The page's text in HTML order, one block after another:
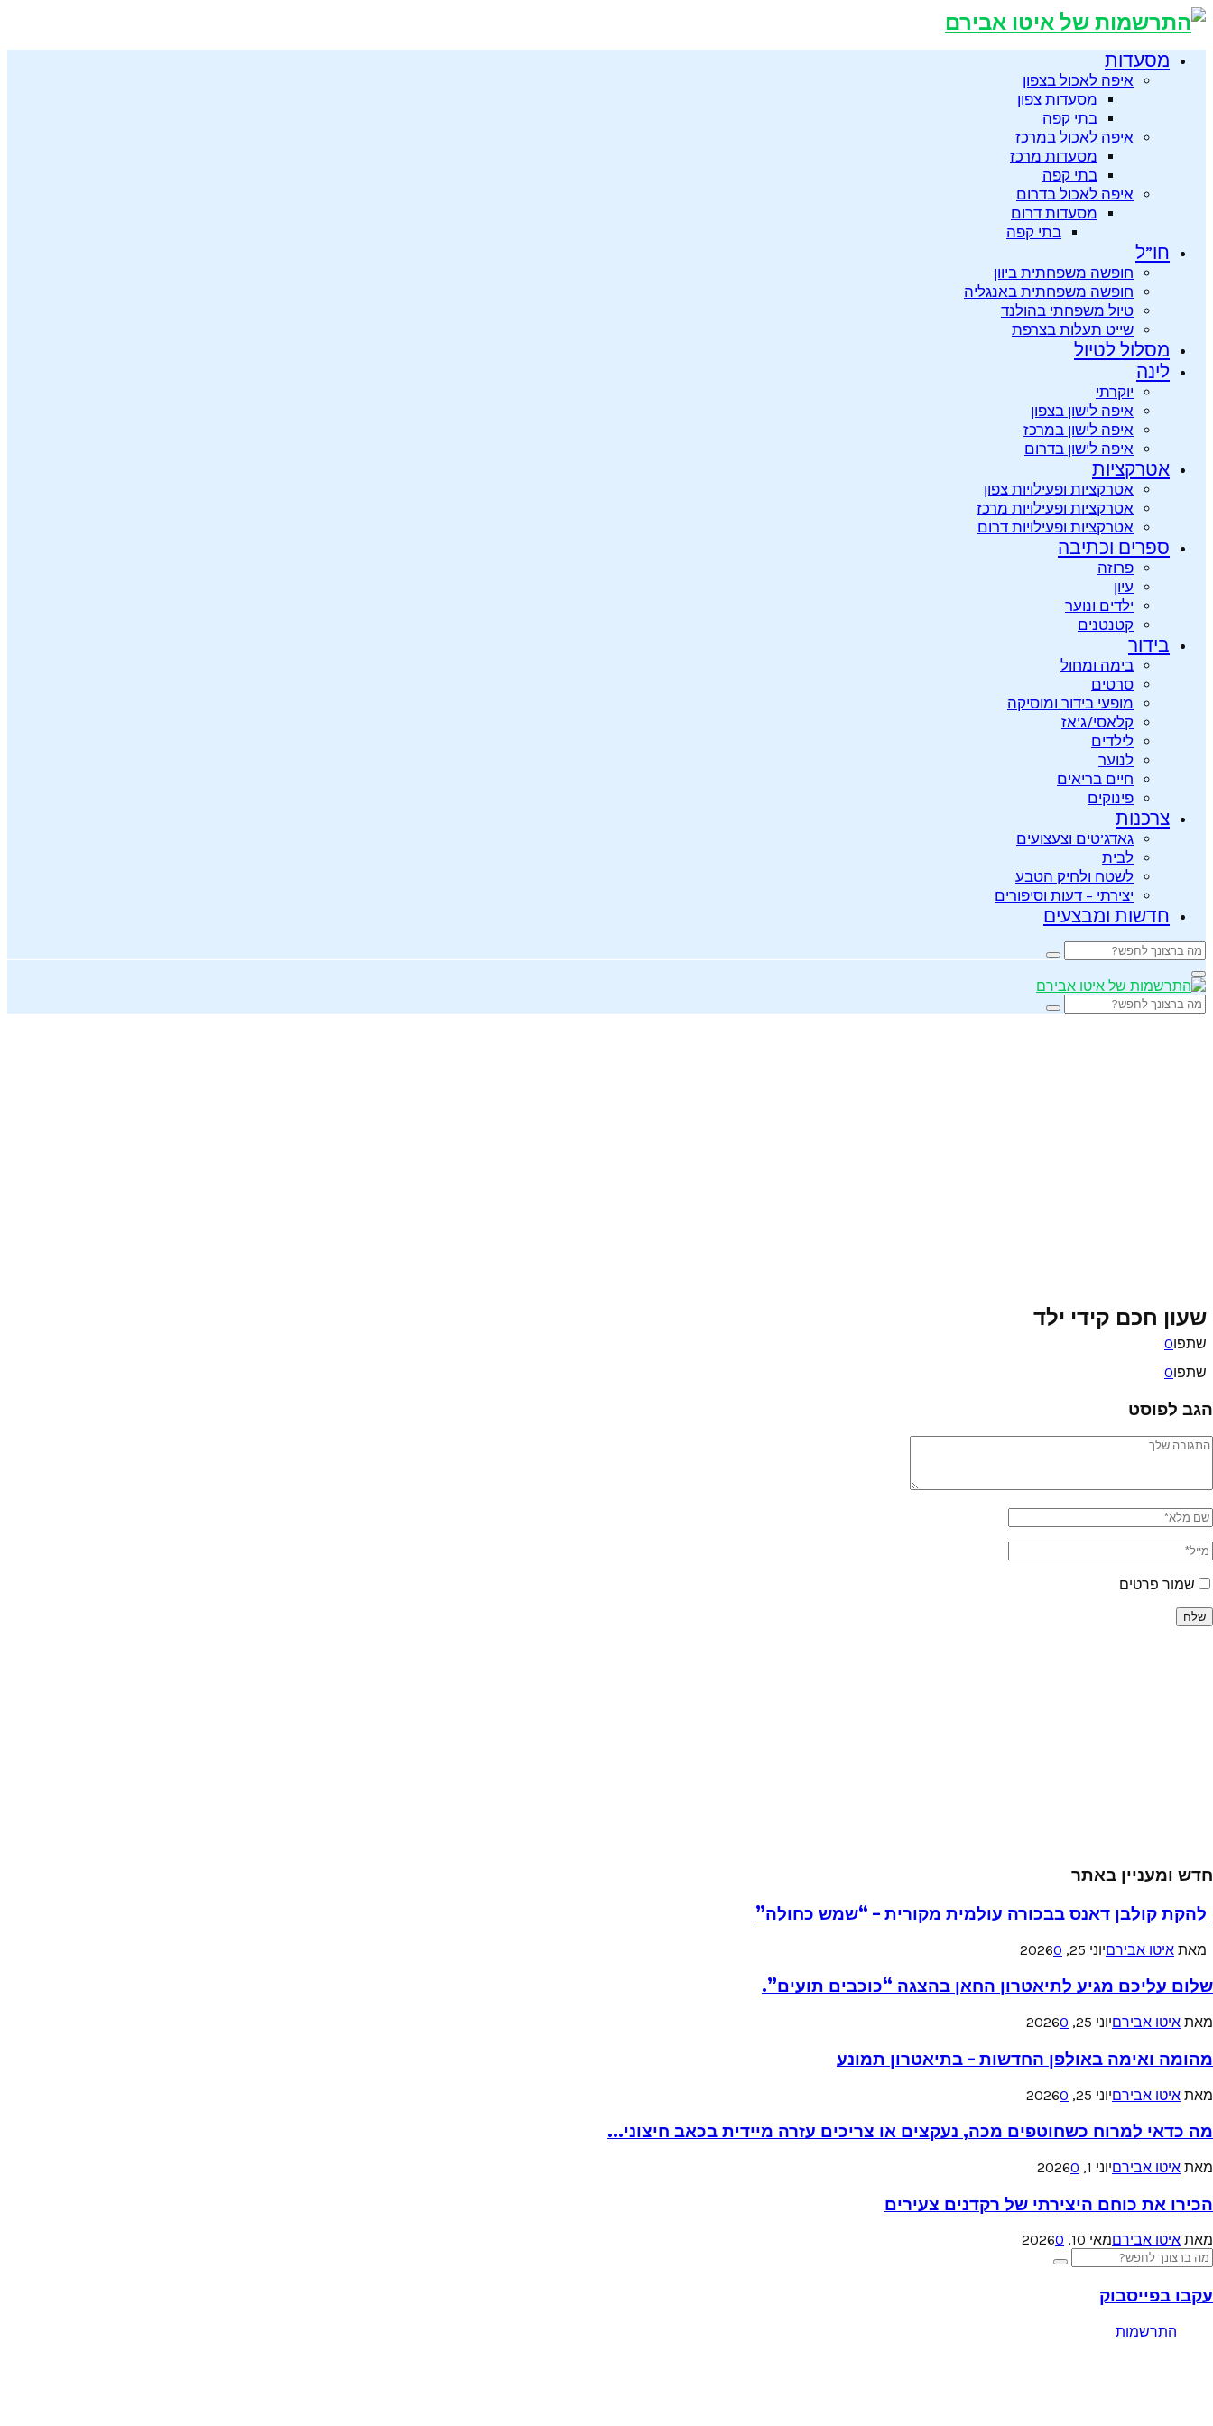
מסעדות
איפה לאכול בצפון
מסעדות צפון
בתי קפה
איפה לאכול במרכז
מסעדות מרכז
בתי קפה
איפה לאכול בדרום
מסעדות דרום
בתי קפה
חו”ל
חופשה משפחתית ביוון
חופשה משפחתית באנגליה
טיול משפחתי בהולנד
שייט תעלות בצרפת
מסלול לטיול
לינה
יוקרתי
איפה לישון בצפון
איפה לישון במרכז
איפה לישון בדרום
אטרקציות
אטרקציות ופעילויות צפון
אטרקציות ופעילויות מרכז
אטרקציות ופעילויות דרום
ספרים וכתיבה
פרוזה
עיון
ילדים ונוער
קטנטנים
בידור
בימה ומחול
סרטים
מופעי בידור ומוסיקה
קלאסי/ג’אז
לילדים
לנוער
חיים בריאים
פינוקים
צרכנות
גאדג’טים וצעצועים
לבית
לשטח ולחיק הטבע
יצירתי – דעות וסיפורים
חדשות ומבצעים
Search
for:
Search
Primary
Menu
Search
for:
Search
שעון חכם קידי ילד
שתפו0
שתפו0
הגב לפוסט
שמור פרטים
חדש ומעניין באתר
להקת קולבן דאנס בבכורה עולמית מקורית – “שמש כחולה”
מאת איטו אבירםיוני 25, 2026 0
שלום עליכם מגיע לתיאטרון החאן בהצגה “כוכבים תועים”.
מאת איטו אבירםיוני 25, 2026 0
מהומה ואימה באולפן החדשות – בתיאטרון תמונע
מאת איטו אבירםיוני 25, 2026 0
מה כדאי למרוח כשחוטפים מכה, נעקצים או צריכים עזרה מיידית בכאב חיצוני...
מאת איטו אבירםיוני 1, 2026 0
הכירו את כוחם היצירתי של רקדנים צעירים
מאת איטו אבירםמאי 10, 2026
0
Search
Search
עקבו בפייסבוק
התרשמות